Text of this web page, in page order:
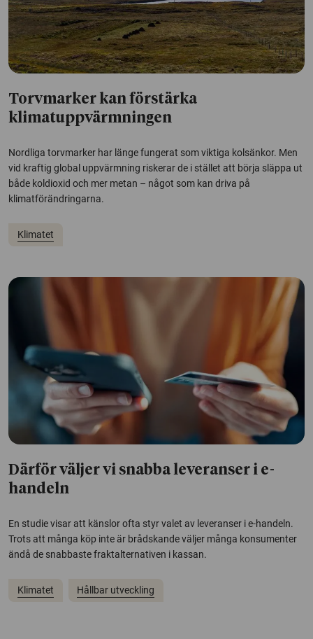
Torvmarker kan förstärka
klimatuppvärmningen
Nordliga torvmarker har länge fungerat som viktiga kolsänkor. Men
vid kraftig global uppvärmning riskerar de i stället att börja släppa ut
både koldioxid och mer metan – något som kan driva på
klimatförändringarna.
Klimatet
Därför väljer vi snabba leveranser i e-
handeln
En studie visar att känslor ofta styr valet av leveranser i e-handeln.
Trots att många köp inte är brådskande väljer många konsumenter
ändå de snabbaste fraktalternativen i kassan.
Klimatet Hållbar utveckling